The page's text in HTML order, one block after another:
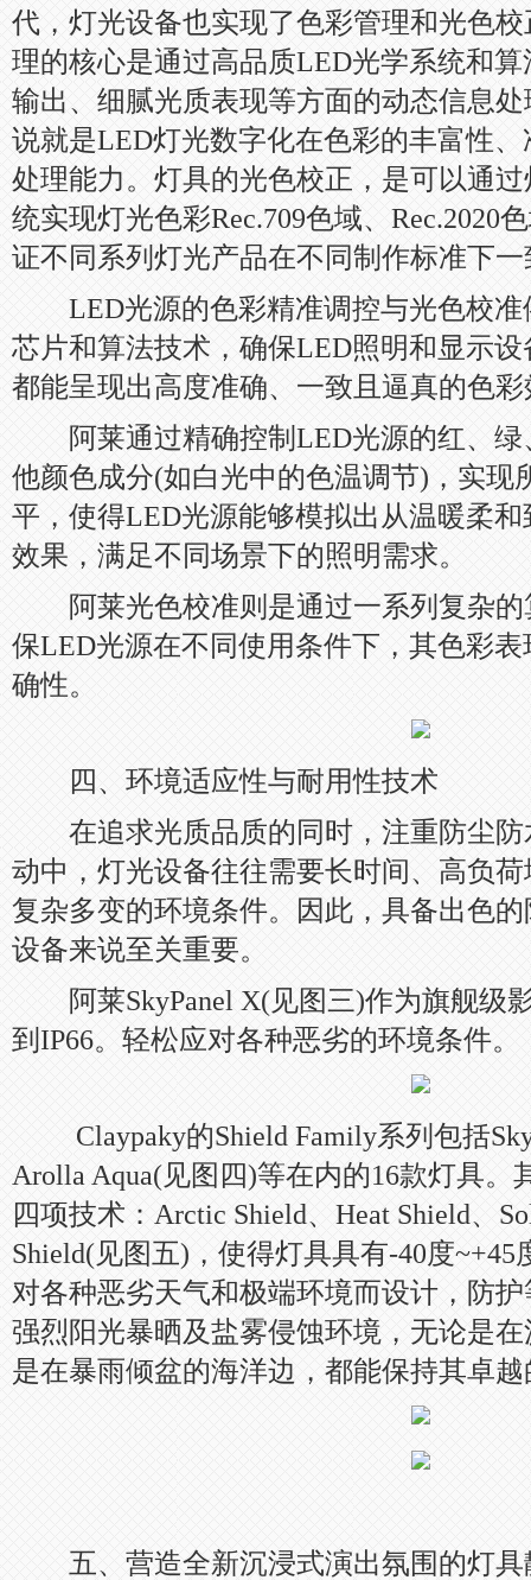
代，灯光设备也实现了色彩管理和光色
理的核心是通过高品质LED光学系统和
输出、细腻光质表现等方面的动态信息
说就是LED灯光数字化在色彩的丰富性
处理能力。灯具的光色校正，是可以通
统实现灯光色彩Rec.709色域、Rec.2020
证不同系列灯光产品在不同制作标准下
LED光源的色彩精准调控与光色校准
芯片和算法技术，确保LED照明和显示
都能呈现出高度准确、一致且逼真的色彩
阿莱通过精确控制LED光源的红、绿
他颜色成分(如白光中的色温调节)，实现
平，使得LED光源能够模拟出从温暖柔
效果，满足不同场景下的照明需求。
阿莱光色校准则是通过一系列复杂的
保LED光源在不同使用条件下，其色彩
确性。
四、环境适应性与耐用性技术
在追求光质品质的同时，注重防尘防
动中，灯光设备往往需要长时间、高负
复杂多变的环境条件。因此，具备出色
设备来说至关重要。
阿莱SkyPanel X(见图三)作为旗舰级
到IP66。轻松应对各种恶劣的环境条件。
Claypaky的Shield Family系列包括
Arolla Aqua(见图四)等在内的16款灯具。
四项技术：Arctic Shield、Heat Shield、
Shield(见图五)，使得灯具具有-40度
对各种恶劣天气和极端环境而设计，防
强烈阳光暴晒及盐雾侵蚀环境，无论是
是在暴雨倾盆的海洋边，都能保持其卓
五、营造全新沉浸式演出氛围的灯具